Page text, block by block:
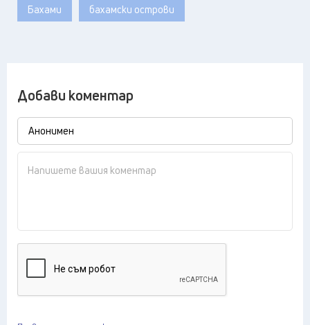
Бахами бахамски острови
Добави коментар